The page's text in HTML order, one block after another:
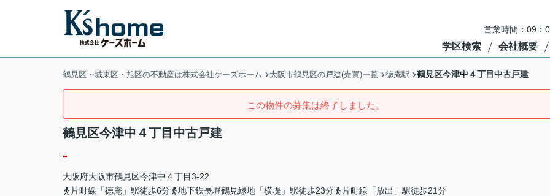
営業時間：09：
学区検索 会社概要
鶴見区・城東区・旭区の不動産は株式会社ケーズホーム 大阪市鶴見区の戸建(売買)一覧 徳庵駅 鶴見区今津中４丁目中古戸建
この物件の募集は終了しました。
鶴見区今津中４丁目中古戸建
-
大阪府大阪市鶴見区今津中 ４丁目3-22
片町線「徳庵」駅徒歩6分
地下鉄長堀鶴見緑地「横堤」駅徒歩23分 片町線「放出」駅徒歩21分